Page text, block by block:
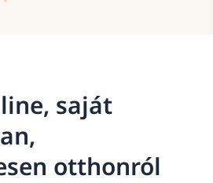
saját
otthonról